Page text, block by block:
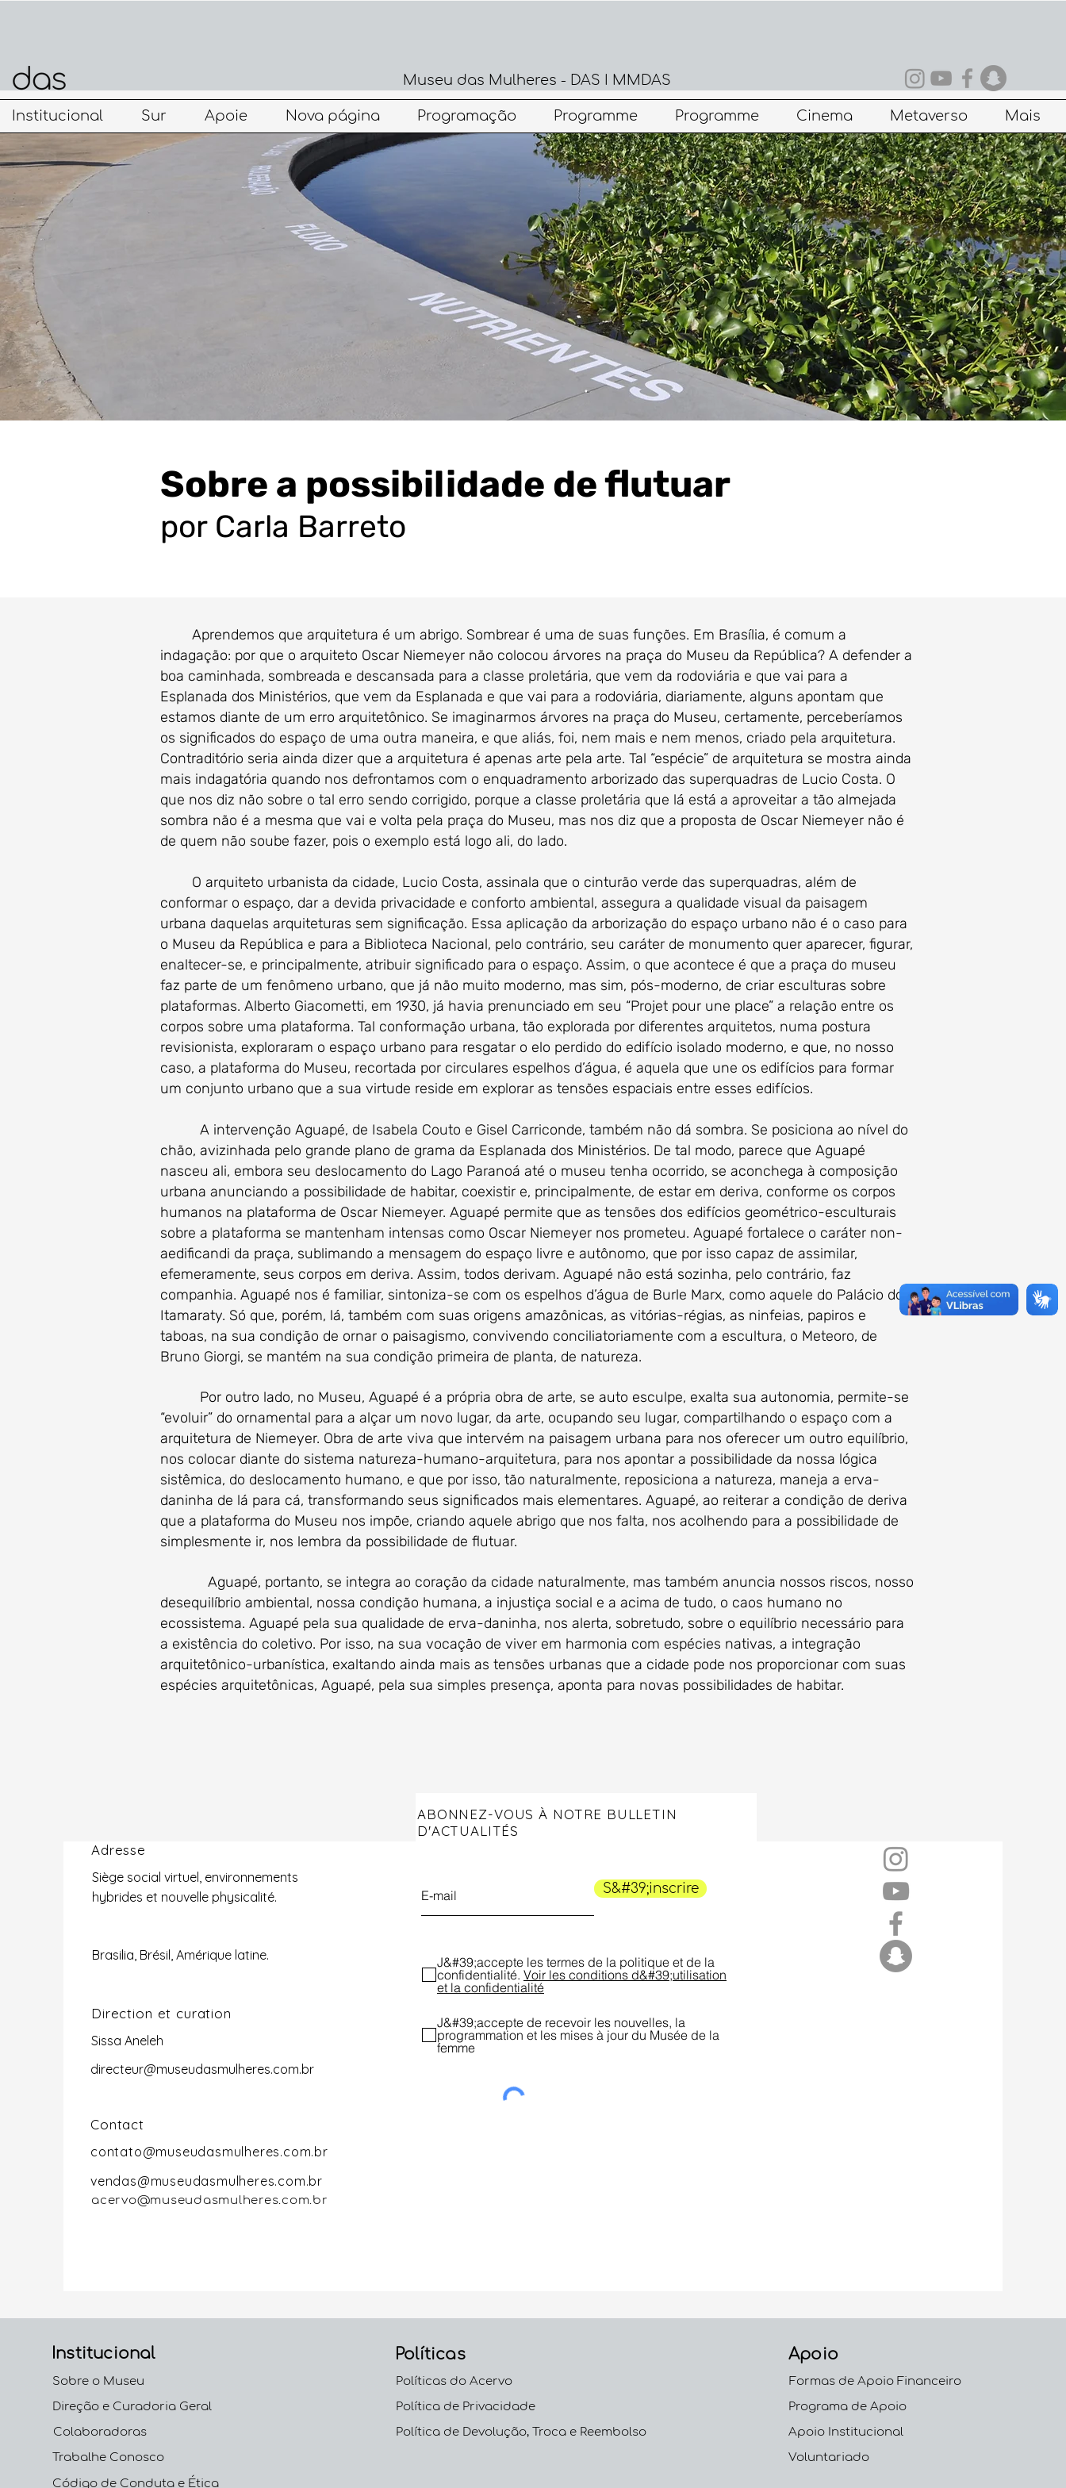
Museu das Mulheres - DAS I MMDAS
Institucional Sur Apoie Nova página Programação Programme Programme Cinema Metaverso Mais
Sobre a possibilidade de flutuar
por Carla Barreto
Aprendemos que arquitetura é um abrigo. Sombrear é uma de suas funções. Em Brasília, é comum a
indagação: por que o arquiteto Oscar Niemeyer não colocou árvores na praça do Museu da República? A defender a
boa caminhada, sombreada e descansada para a classe proletária, que vem da rodoviária e que vai para a
Esplanada dos Ministérios, que vem da Esplanada e que vai para a rodoviária, diariamente, alguns apontam que
estamos diante de um erro arquitetônico. Se imaginarmos árvores na praça do Museu, certamente, perceberíamos
os significados do espaço de uma outra maneira, e que aliás, foi, nem mais e nem menos, criado pela arquitetura.
Contraditório seria ainda dizer que a arquitetura é apenas arte pela arte. Tal “espécie” de arquitetura se mostra ainda
mais indagatória quando nos defrontamos com o enquadramento arborizado das superquadras de Lucio Costa. O
que nos diz não sobre o tal erro sendo corrigido, porque a classe proletária que lá está a aproveitar a tão almejada
sombra não é a mesma que vai e volta pela praça do Museu, mas nos diz que a proposta de Oscar Niemeyer não é
de quem não soube fazer, pois o exemplo está logo ali, do lado.
O arquiteto urbanista da cidade, Lucio Costa, assinala que o cinturão verde das superquadras, além de
conformar o espaço, dar a devida privacidade e conforto ambiental, assegura a qualidade visual da paisagem
urbana daquelas arquiteturas sem significação. Essa aplicação da arborização do espaço urbano não é o caso para
o Museu da República e para a Biblioteca Nacional, pelo contrário, seu caráter de monumento quer aparecer, figurar,
enaltecer-se, e principalmente, atribuir significado para o espaço. Assim, o que acontece é que a praça do museu
faz parte de um fenômeno urbano, que já não muito moderno, mas sim, pós-moderno, de criar esculturas sobre
plataformas. Alberto Giacometti, em 1930, já havia prenunciado em seu “Projet pour une place” a relação entre os
corpos sobre uma plataforma. Tal conformação urbana, tão explorada por diferentes arquitetos, numa postura
revisionista, exploraram o espaço urbano para resgatar o elo perdido do edifício isolado moderno, e que, no nosso
caso, a plataforma do Museu, recortada por circulares espelhos d’água, é aquela que une os edifícios para formar
um conjunto urbano que a sua virtude reside em explorar as tensões espaciais entre esses edifícios.
A intervenção Aguapé, de Isabela Couto e Gisel Carriconde, também não dá sombra. Se posiciona ao nível do
chão, avizinhada pelo grande plano de grama da Esplanada dos Ministérios. De tal modo, parece que Aguapé
nasceu ali, embora seu deslocamento do Lago Paranoá até o museu tenha ocorrido, se aconchega à composição
urbana anunciando a possibilidade de habitar, coexistir e, principalmente, de estar em deriva, conforme os corpos
humanos na plataforma de Oscar Niemeyer. Aguapé permite que as tensões dos edifícios geométrico-esculturais
sobre a plataforma se mantenham intensas como Oscar Niemeyer nos prometeu. Aguapé fortalece o caráter non-
aedificandi da praça, sublimando a mensagem do espaço livre e autônomo, que por isso capaz de assimilar,
efemeramente, seus corpos em deriva. Assim, todos derivam. Aguapé não está sozinha, pelo contrário, faz
companhia. Aguapé nos é familiar, sintoniza-se com os espelhos d’água de Burle Marx, como aquele do Palácio do
Itamaraty. Só que, porém, lá, também com suas origens amazônicas, as vitórias-régias, as ninfeias, papiros e
taboas, na sua condição de ornar o paisagismo, convivendo conciliatoriamente com a escultura, o Meteoro, de
Bruno Giorgi, se mantém na sua condição primeira de planta, de natureza.
Por outro lado, no Museu, Aguapé é a própria obra de arte, se auto esculpe, exalta sua autonomia, permite-se
“evoluir” do ornamental para a alçar um novo lugar, da arte, ocupando seu lugar, compartilhando o espaço com a
arquitetura de Niemeyer. Obra de arte viva que intervém na paisagem urbana para nos oferecer um outro equilíbrio,
nos colocar diante do sistema natureza-humano-arquitetura, para nos apontar a possibilidade da nossa lógica
sistêmica, do deslocamento humano, e que por isso, tão naturalmente, reposiciona a natureza, maneja a erva-
daninha de lá para cá, transformando seus significados mais elementares. Aguapé, ao reiterar a condição de deriva
que a plataforma do Museu nos impõe, criando aquele abrigo que nos falta, nos acolhendo para a possibilidade de
simplesmente ir, nos lembra da possibilidade de flutuar.
Aguapé, portanto, se integra ao coração da cidade naturalmente, mas também anuncia nossos riscos, nosso
desequilíbrio ambiental, nossa condição humana, a injustiça social e a acima de tudo, o caos humano no
ecossistema. Aguapé pela sua qualidade de erva-daninha, nos alerta, sobretudo, sobre o equilíbrio necessário para
a existência do coletivo. Por isso, na sua vocação de viver em harmonia com espécies nativas, a integração
arquitetônico-urbanística, exaltando ainda mais as tensões urbanas que a cidade pode nos proporcionar com suas
espécies arquitetônicas, Aguapé, pela sua simples presença, aponta para novas possibilidades de habitar.
Adresse
Siège social virtuel, environnements
hybrides et nouvelle physicalité.
Brasilia, Brésil, Amérique latine.
Direction et curation
Sissa Aneleh
directeur@museudasmulheres.com.br
Contact
contato@museudasmulheres.com.br
vendas@museudasmulheres.com.br
acervo@museudasmulheres.com.br
ABONNEZ-VOUS À NOTRE BULLETIN
D'ACTUALITÉS
S&#39;inscrire
J&#39;accepte les termes de la politique et de la
confidentialité. Voir les conditions d&#39;utilisation
et la confidentialité
J&#39;accepte de recevoir les nouvelles, la
programmation et les mises à jour du Musée de la
femme
Institucional
Sobre o Museu
Direção e Curadoria Geral
Colaboradoras
Políticas
Políticas do Acervo
Política de Privacidade
Política de Devolução, Troca e Reembolso
Trabalhe Conosco
Apoio
Formas de Apoio Financeiro
Programa de Apoio
Apoio Institucional
Voluntariado
Código de Conduta e Ética